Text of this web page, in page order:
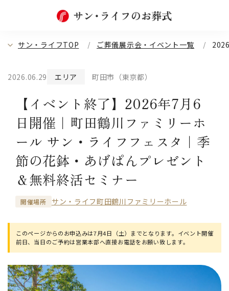
サン・ライフTOP ご葬儀展示会・イベント一覧
2026.06.29 エリア 町田市（東京都）
【イベント終了】2026年7月6
日開催｜町田鶴川ファミリーホ
ール サン・ライフフェスタ｜季
節の花鉢・あげぱんプレゼント
＆無料終活セミナー
開催場所 サン・ライフ町田鶴川ファミリーホール
このページからのお申込みは7月4日（土）までとなります。イベント開催
前日、当日のご予約は営業本部へ直接お電話をお願い致します。